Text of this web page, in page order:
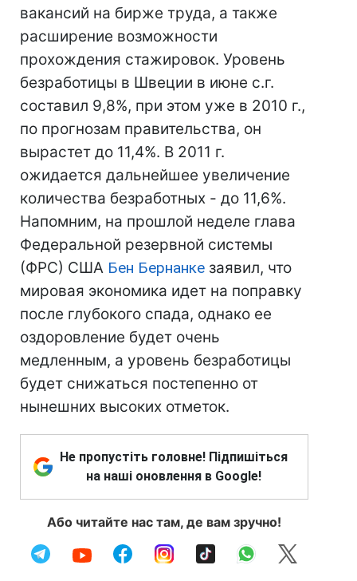
вакансий на бирже труда, а также
расширение возможности
прохождения стажировок. Уровень
безработицы в Швеции в июне с.г.
составил 9,8%, при этом уже в 2010 г.,
по прогнозам правительства, он
вырастет до 11,4%. В 2011 г.
ожидается дальнейшее увеличение
количества безработных - до 11,6%.
Напомним, на прошлой неделе глава
Федеральной резервной системы
(ФРС) США Бен Бернанке заявил, что
мировая экономика идет на поправку
после глубокого спада, однако ее
оздоровление будет очень
медленным, а уровень безработицы
будет снижаться постепенно от
нынешних высоких отметок.
Не пропустіть головне! Підпишіться
на наші оновлення в Google!
Або читайте нас там, де вам зручно!